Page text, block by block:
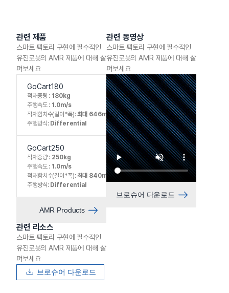
관련 제품
스마트 팩토리 구현에 필수적인
유진로봇의 AMR 제품에 대해 살
펴보세요
GoCart180
적재중량 : 180kg
주행속도 : 1.0m/s
적재함치수(길이*폭):최대 646mm * 441mm
주행방식: Differential
GoCart250
적재중량 : 250kg
주행속도 : 1.0m/s
적재함치수(길이*폭):최대 840mm * 640mm
주행방식: Differential
AMR Products
관련 동영상
스마트 팩토리 구현에 필수적인
유진로봇의 AMR 제품에 대해 살
펴보세요
브로슈어 다운로드
관련 리소스
스마트 팩토리 구현에 필수적인
유진로봇의 AMR 제품에 대해 살
펴보세요
브로슈어 다운로드